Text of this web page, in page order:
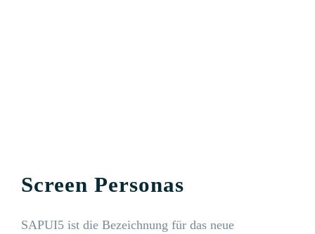
Screen Personas
SAPUI5 ist die Bezeichnung für das neue